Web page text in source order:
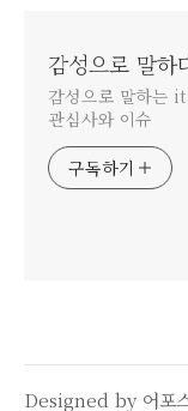
감성으로 말하
감성으로 말하는
관심사와 이슈
구독하기
Designed by 어포